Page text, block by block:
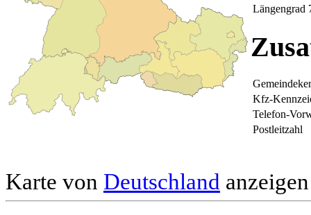
Längengrad
Kfz-
Telefon-
Postleitzahl
Karte von Deutschland